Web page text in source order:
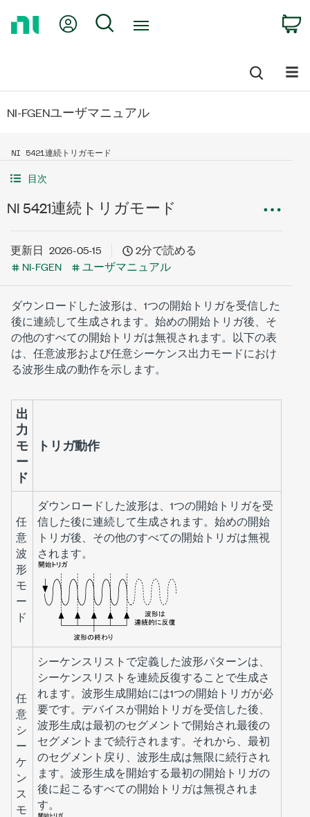
My Account
Search
NI-FGENユーザマニュアル
NI 5421連続トリガモード
目次
NI 5421連続トリガモード
更新日 2026-05-15
2分で読める
NI-FGEN
ユーザマニュアル
ダウンロードした波形は、1つの開始トリガを受信した
後に連続して生成されます。始めの開始トリガ後、そ
の他のすべての開始トリガは無視されます。以下の表
は、任意波形および任意シーケンス出力モードにおけ
る波形生成の動作を示します。
出
力
モ
ー
ド
トリガ動作
任
意
波
形
モ
ー
ド
ダウンロードした波形は、1つの開始トリガを受
信した後に連続して生成されます。始めの開始
トリガ後、その他のすべての開始トリガは無視
されます。
任
意
シ
ー
ケ
ン
ス
モ
シーケンスリストで定義した波形パターンは、
シーケンスリストを連続反復することで生成さ
れます。波形生成開始には1つの開始トリガが必
要です。デバイスが開始トリガを受信した後、
波形生成は最初のセグメントで開始され最後の
セグメントまで続行されます。それから、最初
のセグメント戻り、波形生成は無限に続行され
ます。波形生成を開始する最初の開始トリガの
後に起こるすべての開始トリガは無視されま
す。